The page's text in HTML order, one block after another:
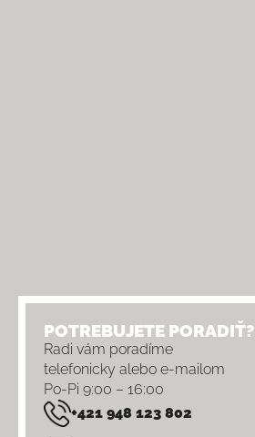
POTREBUJETE PORADIŤ?
Radi vám poradíme
telefonicky alebo e-mailom
Po-Pi 9:00 – 16:00
+421 948 123 802